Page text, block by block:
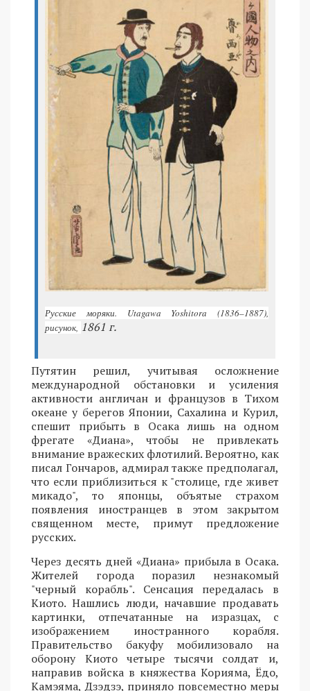
Русские моряки. Utagawa Yoshitora (1836–1887),
рисунок, 1861 г.
Путятин решил, учитывая осложнение
международной обстановки и усиления
активности англичан и французов в Тихом
океане у берегов Японии, Сахалина и Курил,
спешит прибыть в Осака лишь на одном
фрегате «Диана», чтобы не привлекать
внимание вражеских флотилий. Вероятно, как
писал Гончаров, адмирал также предполагал,
что если приблизиться к "столице, где живет
микадо", то японцы, объятые страхом
появления иностранцев в этом закрытом
священном месте, примут предложение
русских.
Через десять дней «Диана» прибыла в Осака.
Жителей города поразил незнакомый
"черный корабль". Сенсация передалась в
Киото. Нашлись люди, начавшие продавать
картинки, отпечатанные на изразцах, с
изображением иностранного корабля.
Правительство бакуфу мобилизовало на
оборону Киото четыре тысячи солдат и,
направив войска в княжества Корияма, Ёдо,
Камэяма, Дзэдзэ, приняло повсеместно меры